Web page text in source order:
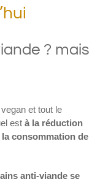
? mais
et tout le
est à la réduction
consommation de
anti-viande se